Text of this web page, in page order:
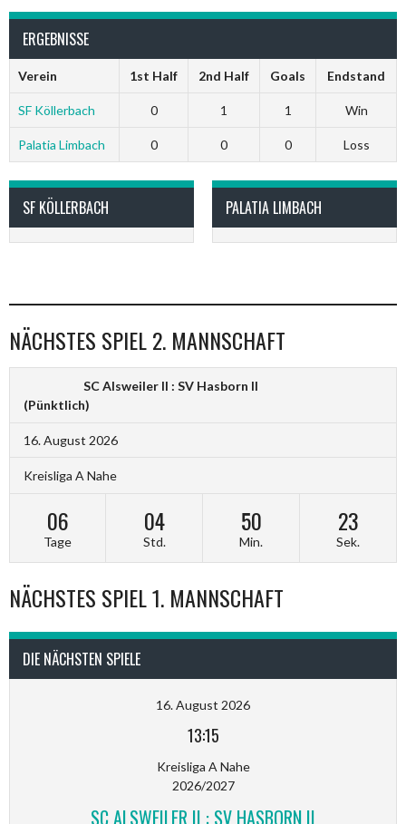
ERGEBNISSE
Verein 1st Half 2nd Half Goals Endstand
SF Köllerbach 0 1 1 Win
Palatia Limbach 0 0 0 Loss
SF KÖLLERBACH PALATIA LIMBACH
NÄCHSTES SPIEL 2. MANNSCHAFT
SC Alsweiler II : SV Hasborn II
(Pünktlich)
16. August 2026
Kreisliga A Nahe
06
Tage
04
Std.
50
Min.
23
Sek.
NÄCHSTES SPIEL 1. MANNSCHAFT
DIE NÄCHSTEN SPIELE
16. August 2026
13:15
Kreisliga A Nahe
2026/2027
SC ALSWEILER II : SV HASBORN II